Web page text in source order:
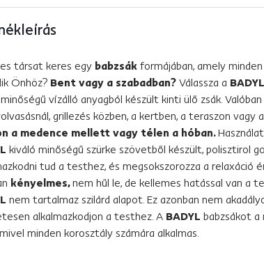
társat keres egy babzsák formájában, amely
Önhöz? Bent vagy a szabadban? Válassza a BADYL
vízálló anyagból készült kinti ülő zsák.
grillezés közben, a kertben, a teraszon vagy
a medence mellett vagy télen a hóban.
kiváló minőségű szürke szövetből készült, polisztirol
tud a testhez, és megsokszorozza a relaxáció
kényelmes,nem hűl le, de kellemes hatással van a
nem tartalmaz szilárd alapot. Ez azonban nem
alkalmazkodjon a testhez. A BADYL babzsákot a
minden korosztály számára alkalmas.